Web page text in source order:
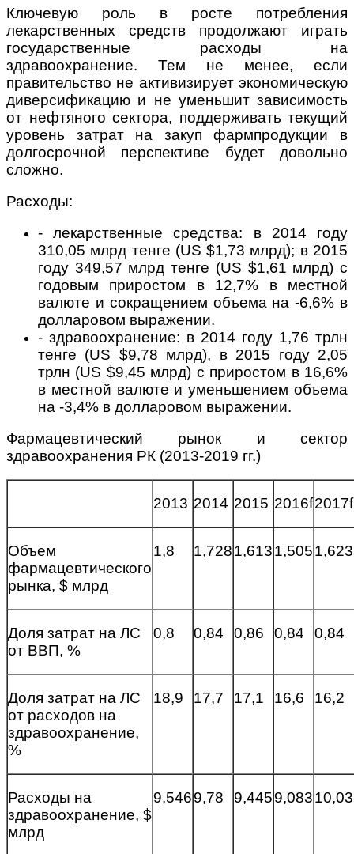
Ключевую роль в росте потребления
лекарственных средств продолжают играть
государственные расходы на
здравоохранение. Тем не менее, если
правительство не активизирует экономическую
диверсификацию и не уменьшит зависимость
от нефтяного сектора, поддерживать текущий
уровень затрат на закуп фармпродукции в
долгосрочной перспективе будет довольно
сложно.
Расходы:
- лекарственные средства: в 2014 году
310,05 млрд тенге (US $1,73 млрд); в 2015
году 349,57 млрд тенге (US $1,61 млрд) с
годовым приростом в 12,7% в местной
валюте и сокращением объема на -6,6% в
долларовом выражении.
- здравоохранение: в 2014 году 1,76 трлн
тенге (US $9,78 млрд), в 2015 году 2,05
трлн (US $9,45 млрд) с приростом в 16,6%
в местной валюте и уменьшением объема
на -3,4% в долларовом выражении.
Фармацевтический рынок и сектор
здравоохранения РК (2013-2019 гг.)
2013 2014 2015 2016f2017f
Объем
фармацевтического
рынка, $ млрд
1,8 1,7281,6131,5051,623
Доля затрат на ЛС
от ВВП, %
0,8 0,84 0,86 0,84 0,84
Доля затрат на ЛС
от расходов на
здравоохранение,
%
18,9 17,7 17,1 16,6 16,2
Расходы на
здравоохранение, $
млрд
9,5469,78 9,4459,083